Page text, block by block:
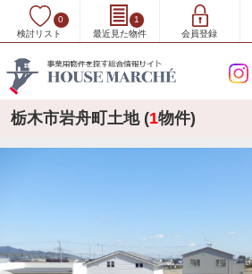
検討リスト
0
最近見た物件
1
会員登録
栃木市岩舟町土地 (1物件)